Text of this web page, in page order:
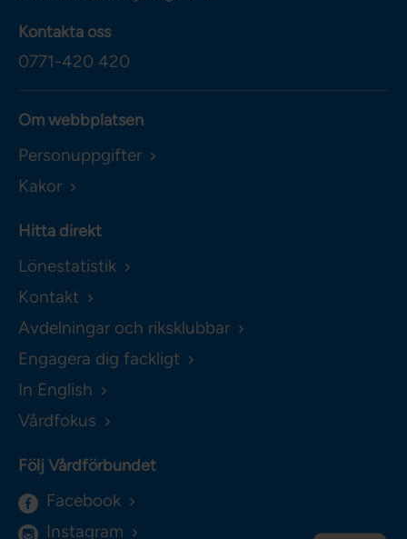
Kontakta oss
0771-420 420
Om webbplatsen
Personuppgifter
Kakor
Hitta direkt
Lönestatistik
Kontakt
Avdelningar och riksklubbar
Engagera dig fackligt
In English
Vårdfokus
Följ Vårdförbundet
Facebook
Instagram